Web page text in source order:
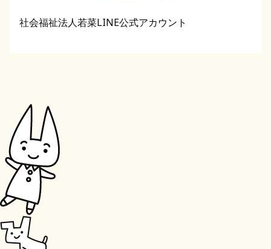
社会福祉法人若菜LINE公式アカウント